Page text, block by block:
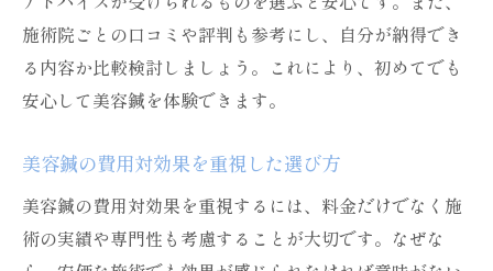
施術院ごとの口コミや評判も参考にし、自分が納得でき
る内容か比較検討しましょう。これにより、初めてでも
安心して美容鍼を体験できます。
美容鍼の費用対効果を重視した選び方
美容鍼の費用対効果を重視するには、料金だけでなく施
術の実績や専門性も考慮することが大切です。なぜな